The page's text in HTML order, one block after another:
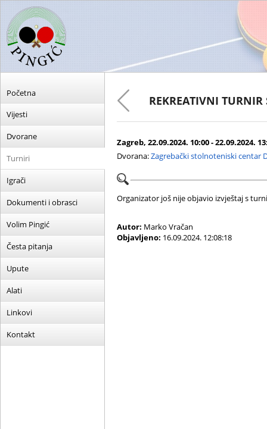
Početna
Vijesti
Dvorane
Turniri
Igrači
Dokumenti i obrasci
Volim Pingić
Česta pitanja
Upute
Alati
Linkovi
Kontakt
REKREATIVNI TURNIR
Zagreb, 22.09.2024. 10:00 - 22.09.2024.
Dvorana:Zagrebački stolnoteniski centar
Organizator još nije objavio izvještaj s
Autor: Marko Vračan
Objavljeno: 16.09.2024. 12:08:18